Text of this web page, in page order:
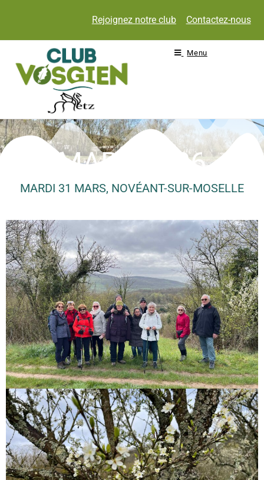
Rejoignez notre club Contactez-nous
Menu
MARS 2026
MARDI 31 MARS, NOVÉANT-SUR-MOSELLE